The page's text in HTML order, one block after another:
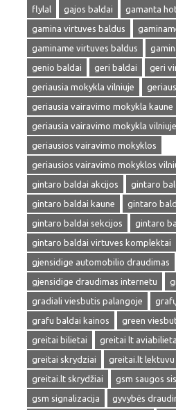
flylal
gajos baldai
gamanta
gamina virtuves baldus
gaminame virtuves baldus
genio baldai
geri baldai
geri
geriausia mokykla vilniuje
geriausia vairavimo mokykla kaune
geriausia vairavimo mokykla vilniuje
geriausios vairavimo mokyklos
geriausios vairavimo mokyklos
gintaro baldai akcijos
gintaro
gintaro baldai kaune
gintaro
gintaro baldai sekcijos
gintaro
gintaro baldai virtuves komplektai
gjensidige automobilio draudimas
gjensidige draudimas internetu
gradiali viesbutis palangoje
grafu baldai kainos
green
greitai bilietai
greitai lt
greitai skrydziai
greitai.lt lektuvu
greitai.lt skrydžiai
gsm saugos
gsm signalizacija
gyvybės